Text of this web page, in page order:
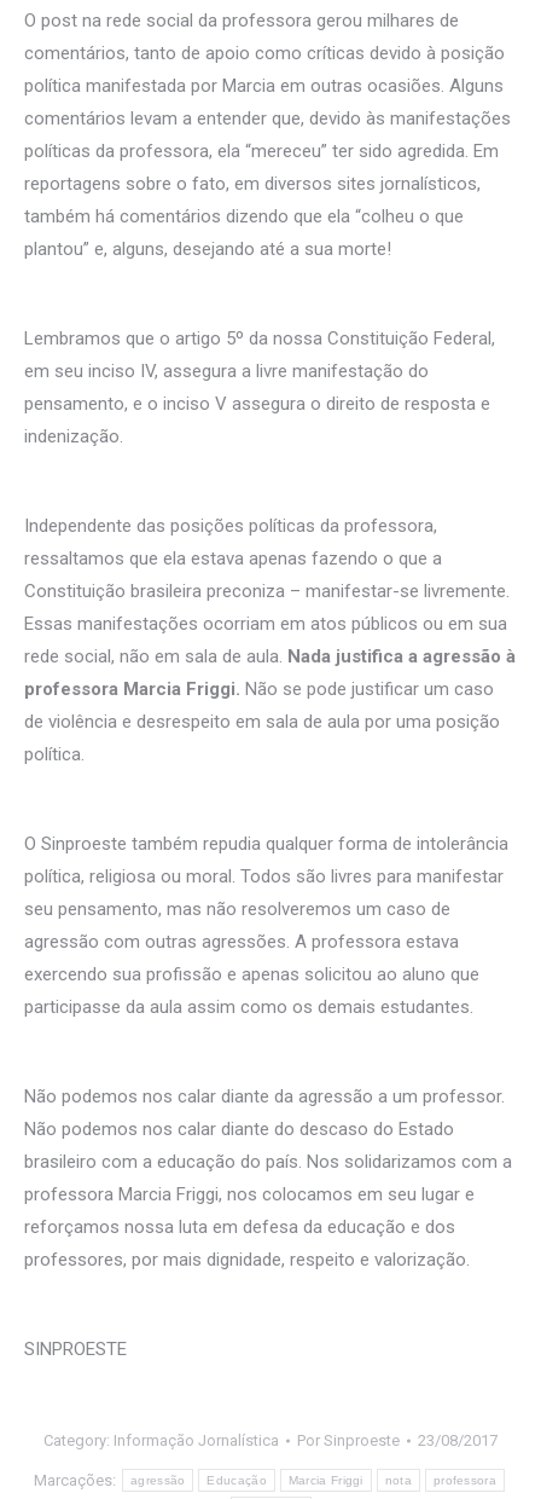
O post na rede social da professora gerou milhares de
comentários, tanto de apoio como críticas devido à posição
política manifestada por Marcia em outras ocasiões. Alguns
comentários levam a entender que, devido às manifestações
políticas da professora, ela “mereceu” ter sido agredida. Em
reportagens sobre o fato, em diversos sites jornalísticos,
também há comentários dizendo que ela “colheu o que
plantou” e, alguns, desejando até a sua morte!
Lembramos que o artigo 5º da nossa Constituição Federal,
em seu inciso IV, assegura a livre manifestação do
pensamento, e o inciso V assegura o direito de resposta e
indenização.
Independente das posições políticas da professora,
ressaltamos que ela estava apenas fazendo o que a
Constituição brasileira preconiza – manifestar-se livremente.
Essas manifestações ocorriam em atos públicos ou em sua
rede social, não em sala de aula. Nada justifica a agressão à
professora Marcia Friggi. Não se pode justificar um caso
de violência e desrespeito em sala de aula por uma posição
política.
O Sinproeste também repudia qualquer forma de intolerância
política, religiosa ou moral. Todos são livres para manifestar
seu pensamento, mas não resolveremos um caso de
agressão com outras agressões. A professora estava
exercendo sua profissão e apenas solicitou ao aluno que
participasse da aula assim como os demais estudantes.
Não podemos nos calar diante da agressão a um professor.
Não podemos nos calar diante do descaso do Estado
brasileiro com a educação do país. Nos solidarizamos com a
professora Marcia Friggi, nos colocamos em seu lugar e
reforçamos nossa luta em defesa da educação e dos
professores, por mais dignidade, respeito e valorização.
SINPROESTE
Category: Informação Jornalística Por Sinproeste 23/08/2017
Marcações: agressão Educação Marcia Friggi nota professora